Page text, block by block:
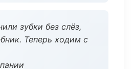
зубки без слёз,
Теперь ходим с